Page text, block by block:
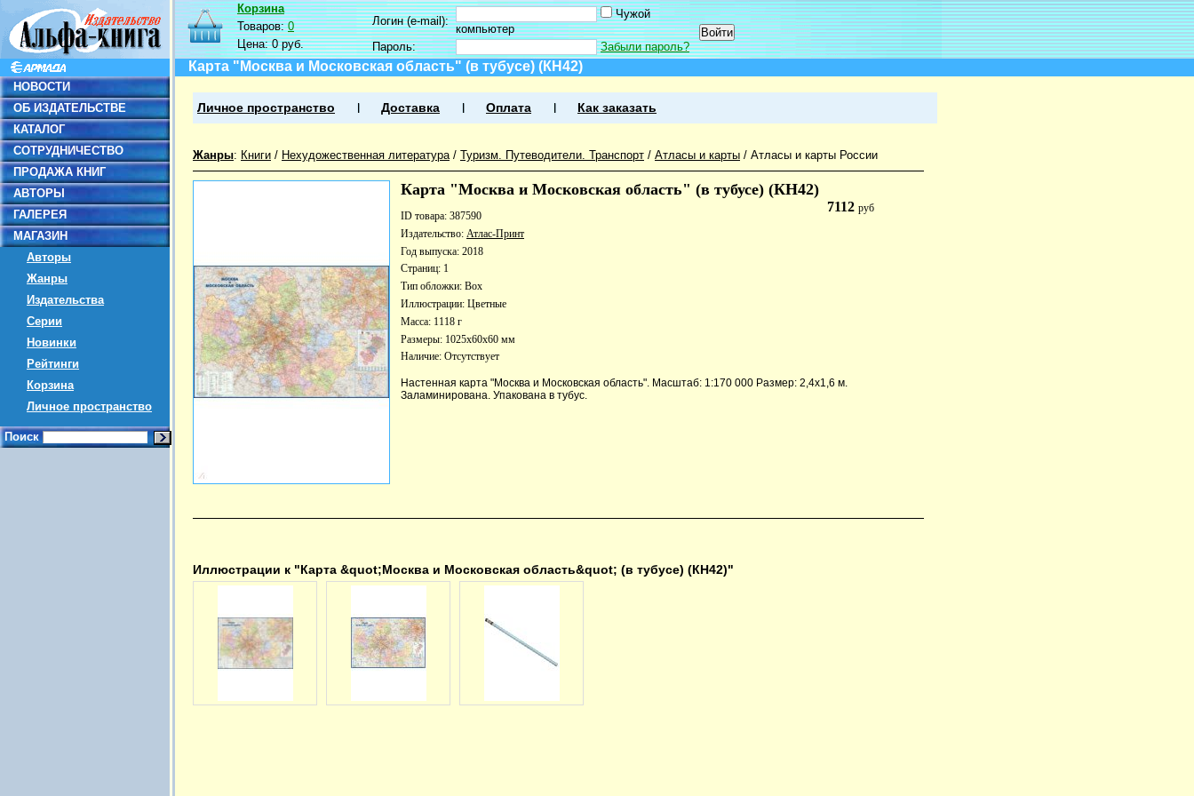
НОВОСТИ
ОБ ИЗДАТЕЛЬСТВЕ
КАТАЛОГ
СОТРУДНИЧЕСТВО
ПРОДАЖА КНИГ
АВТОРЫ
ГАЛЕРЕЯ
МАГАЗИН
Авторы
Жанры
Издательства
Серии
Новинки
Рейтинги
Корзина
Личное пространство
Поиск
Корзина
Товаров:0
Цена:0 руб.
Логин (e-mail):
Чужой
компьютер
Пароль:
Забыли пароль?
Карта "Москва и Московская область" (в тубусе) (КН42)
Личное пространство Доставка Оплата Как заказать
Жанры: Книги / Нехудожественная литература/ Туризм. Путеводители. Транспорт / Атласы и карты / Атласы и карты России
Карта "Москва и Московская область" (в тубусе) (КН42)
7112руб
ID товара: 387590
Издательство: Атлас-Принт
Год выпуска: 2018
Страниц: 1
Тип обложки: Box
Иллюстрации: Цветные
Масса: 1118 г
Размеры: 1025x60x60 мм
Наличие: Отсутствует
Настенная карта "Москва и Московская область". Масштаб: 1:170 000 Размер: 2,4х1,6 м.
Заламинирована. Упакована в тубус.
Иллюстрации к "Карта &quot;Москва и Московская область&quot; (в тубусе) (КН42)"